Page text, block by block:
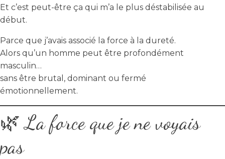
Et c’est peut-être ça qui m’a le plus déstabilisée au
début.
Parce que j’avais associé la force à la dureté.
Alors qu’un homme peut être profondément
masculin…
sans être brutal, dominant ou fermé
émotionnellement.
🌿 La force que je ne voyais
pas